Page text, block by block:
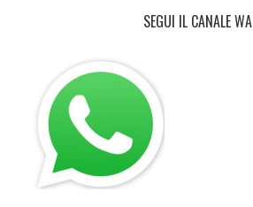
SEGUI IL CANALE WA